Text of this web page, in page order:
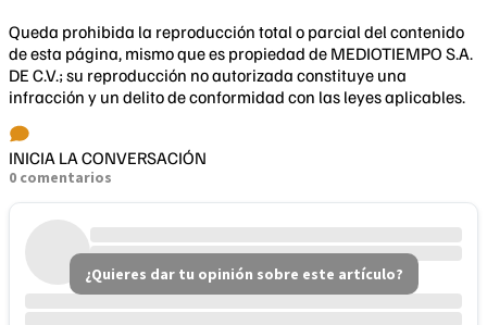
Queda prohibida la reproducción total o parcial del contenido
de esta página, mismo que es propiedad de MEDIOTIEMPO S.A.
DE C.V.; su reproducción no autorizada constituye una
infracción y un delito de conformidad con las leyes aplicables.
INICIA LA CONVERSACIÓN
0 comentarios
¿Quieres dar tu opinión sobre este artículo?